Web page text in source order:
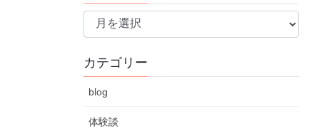
ア
イ
ブ
カテゴリー
blog
体験談